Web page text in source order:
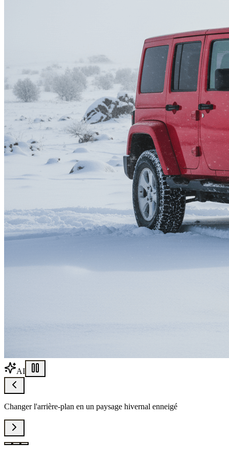
AI
Changer l'arrière-plan en un paysage hivernal enneigé